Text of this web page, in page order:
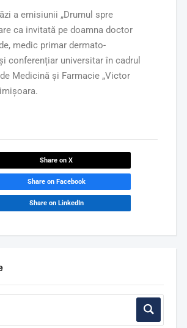
a emisiunii „Drumul spre
ca invitată pe doamna doctor
medic primar dermato-
conferențiar universitar în cadrul
Medicină și Farmacie „Victor
Share on X
Share on Facebook
Share on LinkedIn